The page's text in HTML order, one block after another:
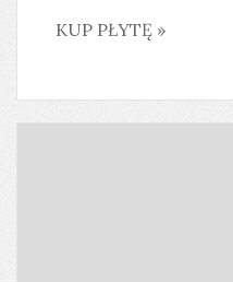
KUP PŁYTĘ »